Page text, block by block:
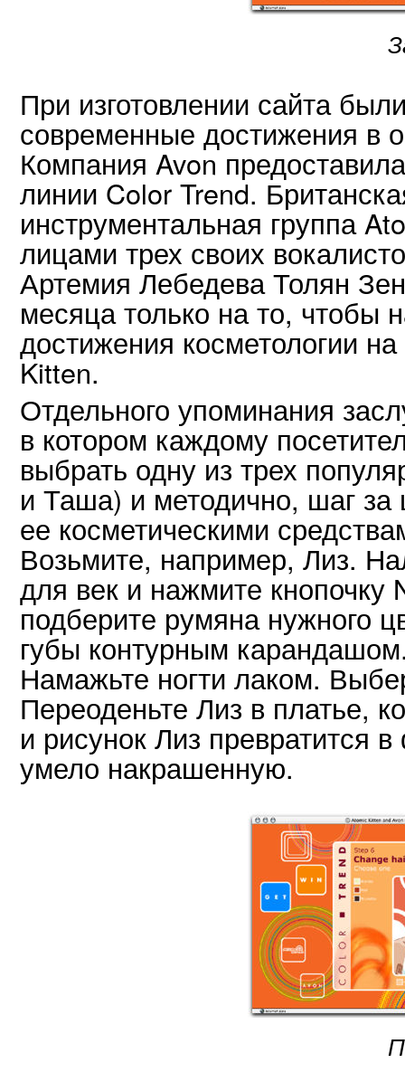
При изготовлении сайта
современные достижения в
Компания Avon
линии Color Trend.
инструментальная группа
лицами трех своих
Артемия Лебедева Толян
месяца только на то, чтобы
достижения косметологии
Kitten.
Отдельного упоминания
в котором каждому
выбрать одну из трех
и Таша) и методично, шаг за
ее косметическими
Возьмите, например, Лиз.
для век и нажмите кнопочку
подберите румяна нужного
губы контурным
Намажьте ногти лаком.
Переоденьте Лиз в платье,
и рисунок Лиз превратится
умело накрашенную.